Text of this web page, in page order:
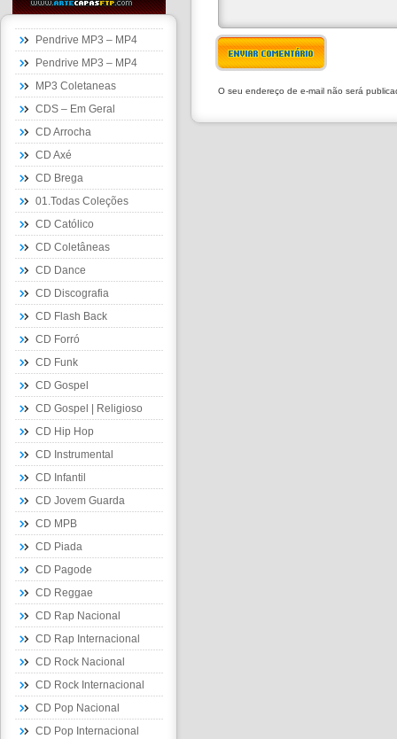
Pendrive MP3 – MP4
Pendrive MP3 – MP4
MP3 Coletaneas
CDS – Em Geral
CD Arrocha
CD Axé
CD Brega
01.Todas Coleções
CD Católico
CD Coletâneas
CD Dance
CD Discografia
CD Flash Back
CD Forró
CD Funk
CD Gospel
CD Gospel | Religioso
CD Hip Hop
CD Instrumental
CD Infantil
CD Jovem Guarda
CD MPB
CD Piada
CD Pagode
CD Reggae
CD Rap Nacional
CD Rap Internacional
CD Rock Nacional
CD Rock Internacional
CD Pop Nacional
CD Pop Internacional
ENVIAR COMENTÁRIO
O seu endereço de e-mail não será